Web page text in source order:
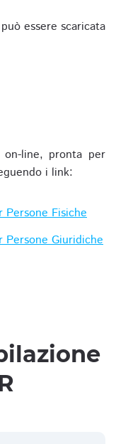
essere scaricata
on-line, pronta per
i link:
Persone Fisiche
Persone Giuridiche